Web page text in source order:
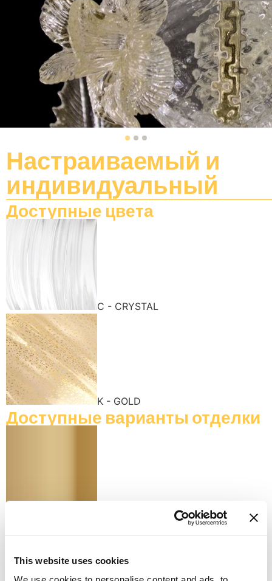
This website uses cookies
Настраиваемый и
индивидуальный
Доступные цвета
C - CRYSTAL
K - GOLD
Доступные варианты отделки
K - POLISHED GOLD